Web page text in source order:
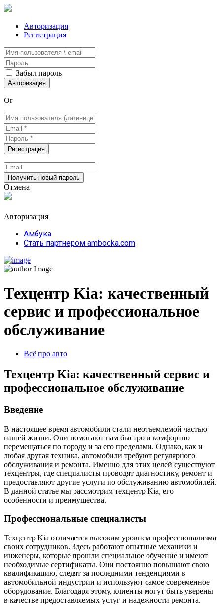
Авторизация
Регистрация
Забыл пароль
Or
Отмена
Авторизация
Амбука
Стать партнером ambooka.com
Техцентр Kia: качественный
сервис и профессиональное
обслуживание
Всё про авто
Техцентр Kia: качественный сервис и
профессиональное обслуживание
Введение
В настоящее время автомобили стали неотъемлемой частью
нашей жизни. Они помогают нам быстро и комфортно
перемещаться по городу и за его пределами. Однако, как и
любая другая техника, автомобили требуют регулярного
обслуживания и ремонта. Именно для этих целей существуют
техцентры, где специалисты проводят диагностику, ремонт и
предоставляют другие услуги по обслуживанию автомобилей.
В данной статье мы рассмотрим техцентр Kia, его
особенности и преимущества.
Профессиональные специалисты
Техцентр Kia отличается высоким уровнем профессионализма
своих сотрудников. Здесь работают опытные механики и
инженеры, которые прошли специальное обучение и имеют
необходимые сертификаты. Они постоянно повышают свою
квалификацию, следят за последними тенденциями в
автомобильной индустрии и используют самое современное
оборудование. Благодаря этому, клиенты могут быть уверены
в качестве предоставляемых услуг и надежности ремонта.